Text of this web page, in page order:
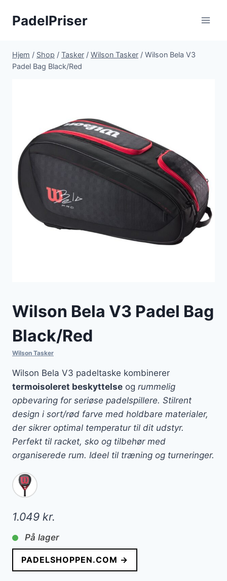
PadelPriser
Hjem / Shop / Tasker / Wilson Tasker / Wilson Bela V3
Padel Bag Black/Red
Wilson Bela V3 Padel Bag
Black/Red
Wilson Tasker
Wilson Bela V3 padeltaske kombinerer
termoisoleret beskyttelse og rummelig
opbevaring for seriøse padelspillere. Stilrent
design i sort/rød farve med holdbare materialer,
der sikrer optimal temperatur til dit udstyr.
Perfekt til racket, sko og tilbehør med
organiserede rum. Ideel til træning og turneringer.
1.049 kr.
På lager
PADELSHOPPEN.COM →